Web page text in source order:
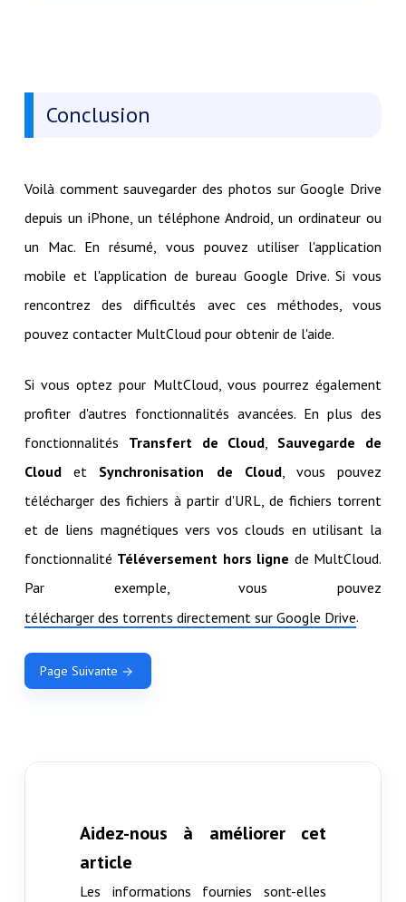
Conclusion
Voilà comment sauvegarder des photos sur Google Drive
depuis un iPhone, un téléphone Android, un ordinateur ou
un Mac. En résumé, vous pouvez utiliser l'application
mobile et l'application de bureau Google Drive. Si vous
rencontrez des difficultés avec ces méthodes, vous
pouvez contacter MultCloud pour obtenir de l'aide.
Si vous optez pour MultCloud, vous pourrez également
profiter d'autres fonctionnalités avancées. En plus des
fonctionnalités Transfert de Cloud
Sauvegarde de
Cloudet Synchronisation de Cloud, vous pouvez
télécharger des fichiers à partir d'URL, de fichiers torrent
et de liens magnétiques vers vos clouds en utilisant la
fonctionnalité Téléversement hors ligne de MultCloud.
Par exemple, vous pouvez
télécharger des torrents directement sur Google Drive.
Page Suivante
Aidez-nous à améliorer cet
article
Les informations fournies sont-elles